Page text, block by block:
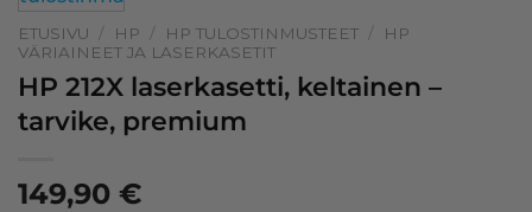
ETUSIVU / HP / HP TULOSTINMUSTEET /
HP
VÄRIAINEET JA LASERKASETIT
HP 212X laserkasetti, keltainen –
tarvike, premium
149,90 €